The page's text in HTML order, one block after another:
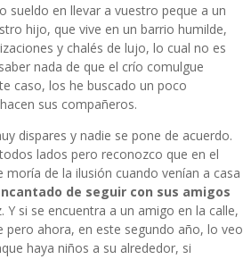
en llevar a vuestro peque a un
hijo, que vive en un barrio humilde,
y chalés de lujo, lo cual no es
nada de que el crío comulgue
caso, los he buscado un poco
sus compañeros.
dispares y nadie se pone de acuerdo.
lados pero reconozco que en el
de la ilusión cuando venían a casa
de seguir con sus amigos
si se encuentra a un amigo en la calle,
pero ahora, en este segundo año, lo veo
haya niños a su alrededor, si